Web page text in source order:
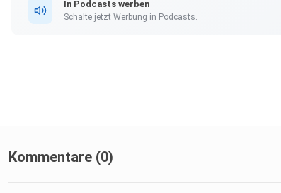
Unsere Musik auf Bandcamp
In Podcasts werben
Schalte jetzt Werbung in Podcasts.
Kommentare (0)